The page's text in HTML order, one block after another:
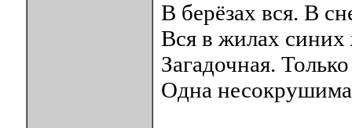
В берёзах вся. В
Вся в жилах
Загадочная.
Одна